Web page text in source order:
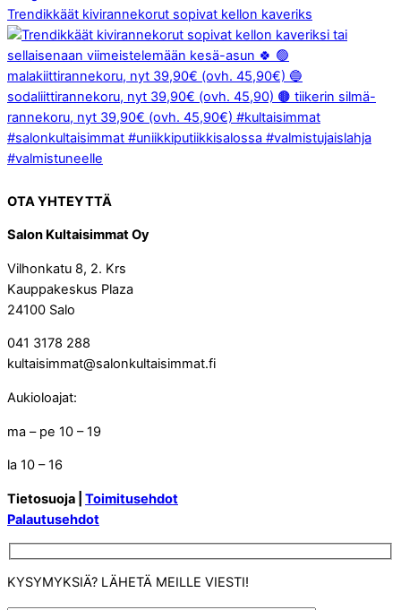
Trendikkäät kivirannekorut sopivat kellon kaveriks
OTA YHTEYTTÄ
Salon Kultaisimmat Oy
Vilhonkatu 8, 2. Krs
Kauppakeskus Plaza
24100 Salo
041 3178 288
kultaisimmat@salonkultaisimmat.fi
Aukioloajat:
ma – pe 10 – 19
la 10 – 16
Tietosuoja | Toimitusehdot
Palautusehdot
KYSYMYKSIÄ? LÄHETÄ MEILLE VIESTI!